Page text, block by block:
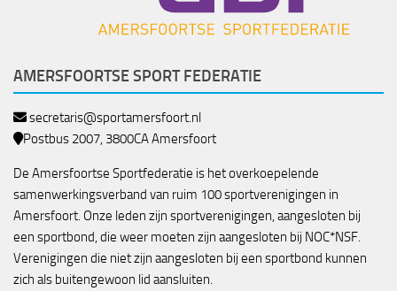
AMERSFOORTSE SPORT FEDERATIE
secretaris@sportamersfoort.nl
Postbus 2007, 3800CA Amersfoort
De Amersfoortse Sportfederatie is het overkoepelende
samenwerkingsverband van ruim 100 sportverenigingen in
Amersfoort. Onze leden zijn sportverenigingen, aangesloten bij
een sportbond, die weer moeten zijn aangesloten bij NOC*NSF.
Verenigingen die niet zijn aangesloten bij een sportbond kunnen
zich als buitengewoon lid aansluiten.